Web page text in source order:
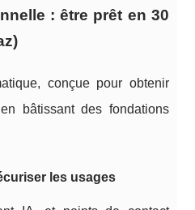
: être prêt en 30
conçue pour obtenir
bâtissant des fondations
les usages